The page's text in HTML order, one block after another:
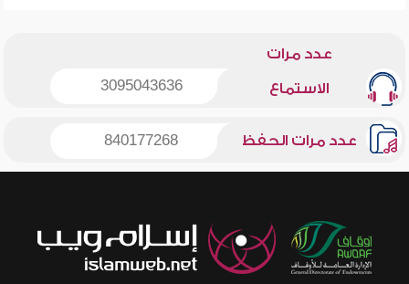
عدد مرات
الاستماع 3095043636
عدد مرات الحفظ 840177268